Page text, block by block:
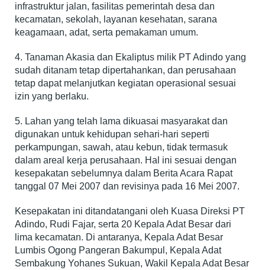
infrastruktur jalan, fasilitas pemerintah desa dan
kecamatan, sekolah, layanan kesehatan, sarana
keagamaan, adat, serta pemakaman umum.
4. Tanaman Akasia dan Ekaliptus milik PT Adindo yang
sudah ditanam tetap dipertahankan, dan perusahaan
tetap dapat melanjutkan kegiatan operasional sesuai
izin yang berlaku.
5. Lahan yang telah lama dikuasai masyarakat dan
digunakan untuk kehidupan sehari-hari seperti
perkampungan, sawah, atau kebun, tidak termasuk
dalam areal kerja perusahaan. Hal ini sesuai dengan
kesepakatan sebelumnya dalam Berita Acara Rapat
tanggal 07 Mei 2007 dan revisinya pada 16 Mei 2007.
Kesepakatan ini ditandatangani oleh Kuasa Direksi PT
Adindo, Rudi Fajar, serta 20 Kepala Adat Besar dari
lima kecamatan. Di antaranya, Kepala Adat Besar
Lumbis Ogong Pangeran Bakumpul, Kepala Adat
Sembakung Yohanes Sukuan, Wakil Kepala Adat Besar